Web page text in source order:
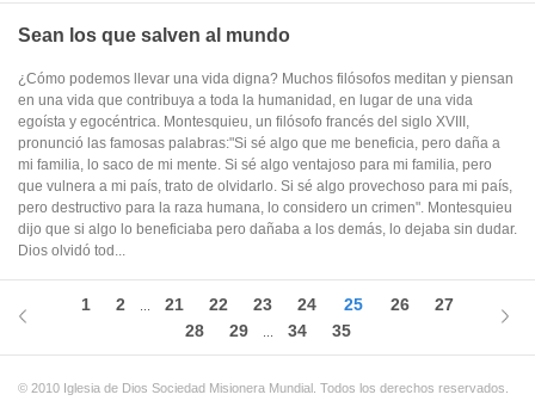
Sean los que salven al mundo
¿Cómo podemos llevar una vida digna? Muchos filósofos meditan y piensan
en una vida que contribuya a toda la humanidad, en lugar de una vida
egoísta y egocéntrica. Montesquieu, un filósofo francés del siglo XVIII,
pronunció las famosas palabras:"Si sé algo que me beneficia, pero daña a
mi familia, lo saco de mi mente. Si sé algo ventajoso para mi familia, pero
que vulnera a mi país, trato de olvidarlo. Si sé algo provechoso para mi país,
pero destructivo para la raza humana, lo considero un crimen". Montesquieu
dijo que si algo lo beneficiaba pero dañaba a los demás, lo dejaba sin dudar.
Dios olvidó tod...
1 2 21 22 23 24 25 26
27
28
29 34 35
© 2010 Iglesia de Dios Sociedad Misionera Mundial. Todos los derechos reservados.